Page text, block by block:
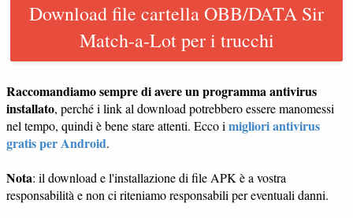
Download file cartella OBB/DATA Sir
Match-a-Lot per i trucchi
Raccomandiamo sempre di avere un programma antivirus
installato, perché i link al download potrebbero essere manomessi
nel tempo, quindi è bene stare attenti. Ecco i migliori antivirus
gratis per Android.
Nota: il download e l'installazione di file APK è a vostra
responsabilità e non ci riteniamo responsabili per eventuali danni.